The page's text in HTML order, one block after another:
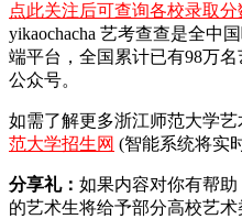
点此关注后可查询各校录取分
yikaochacha 艺考查查是全中
端平台，全国累计已有98万
公众号。
如需了解更多浙江师范大学艺
范大学招生网 (智能系统将实
分享礼： 如果内容对你有帮
的艺术生将给予部分高校艺